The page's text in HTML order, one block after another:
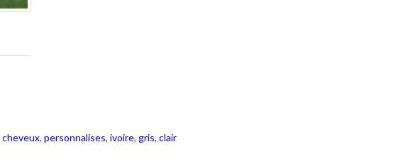
cheveux, personnalises, ivoire, gris, clair